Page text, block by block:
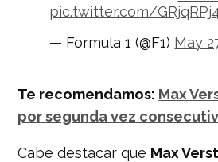
pic.twitter.com/
— Formula 1 (@F1) May
Te recomendamos: Max
por segunda vez
Cabe destacar que Max